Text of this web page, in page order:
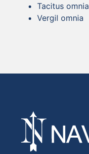
Tacitus omnia
Vergil omnia